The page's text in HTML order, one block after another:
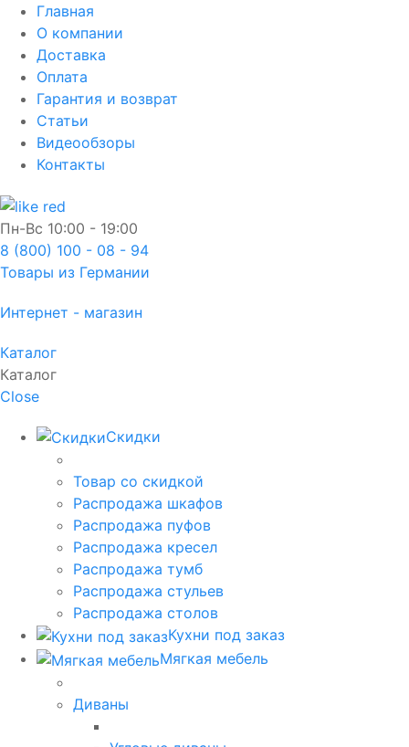
Главная
О компании
Доставка
Оплата
Гарантия и возврат
Статьи
Видеообзоры
Контакты
Пн-Вс 10:00 - 19:00
8 (800) 100 - 08 - 94
Товары из Германии
Интернет - магазин
Каталог
Каталог
Close
Скидки
Товар со скидкой
Распродажа шкафов
Распродажа пуфов
Распродажа кресел
Распродажа тумб
Распродажа стульев
Распродажа столов
Кухни под заказ
Мягкая мебель
Диваны